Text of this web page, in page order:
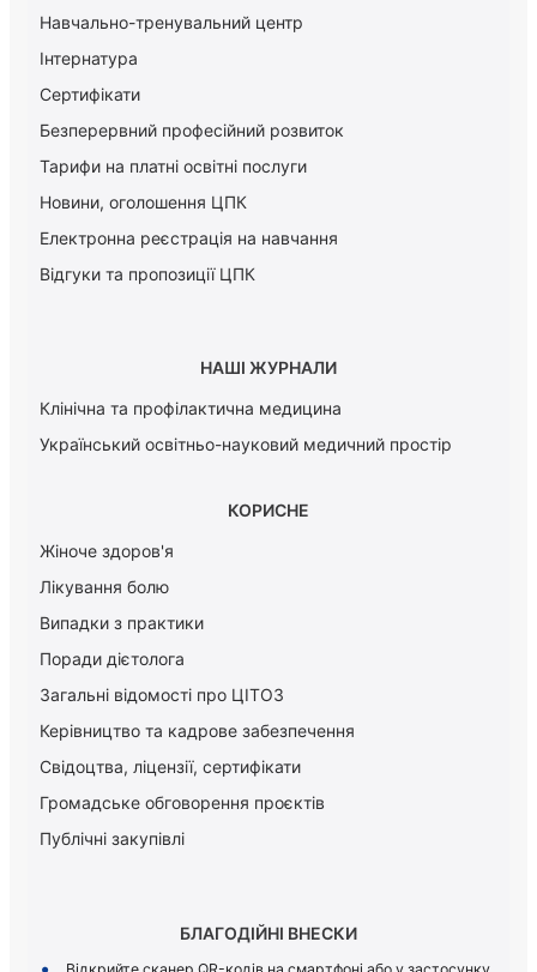
Навчально-тренувальний центр
Інтернатура
Сертифікати
Безперервний професійний розвиток
Тарифи на платні освітні послуги
Новини, оголошення ЦПК
Електронна реєстрація на навчання
Відгуки та пропозиції ЦПК
НАШІ ЖУРНАЛИ
Клінічна та профілактична медицина
Український освітньо-науковий медичний простір
КОРИСНЕ
Жіноче здоров'я
Лікування болю
Випадки з практики
Поради дієтолога
Загальні відомості про ЦІТОЗ
Керiвництво та кадрове забезпечення
Свідоцтва, ліцензії, сертифікати
Громадське обговорення проєктів
Публічні закупівлі
БЛАГОДІЙНІ ВНЕСКИ